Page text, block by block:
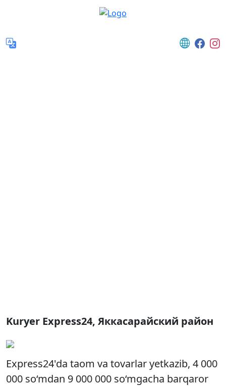
Kuryer Express24, Яккасарайский район
Express24'da taom va tovarlar yetkazib, 4 000
000 so‘mdan 9 000 000 so‘mgacha barqaror